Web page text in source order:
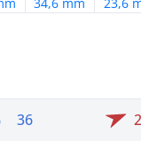
36 2